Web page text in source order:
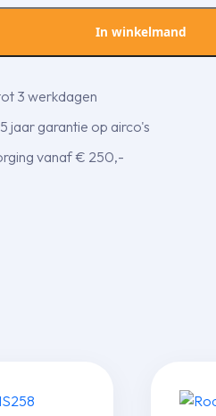
In winkelmand
3 werkdagen
jaar garantie op airco's
vanaf € 250,-